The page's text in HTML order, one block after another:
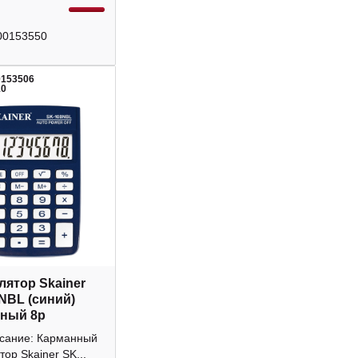
Skainer
(синий)
8р
Карманный
Skainer SK...